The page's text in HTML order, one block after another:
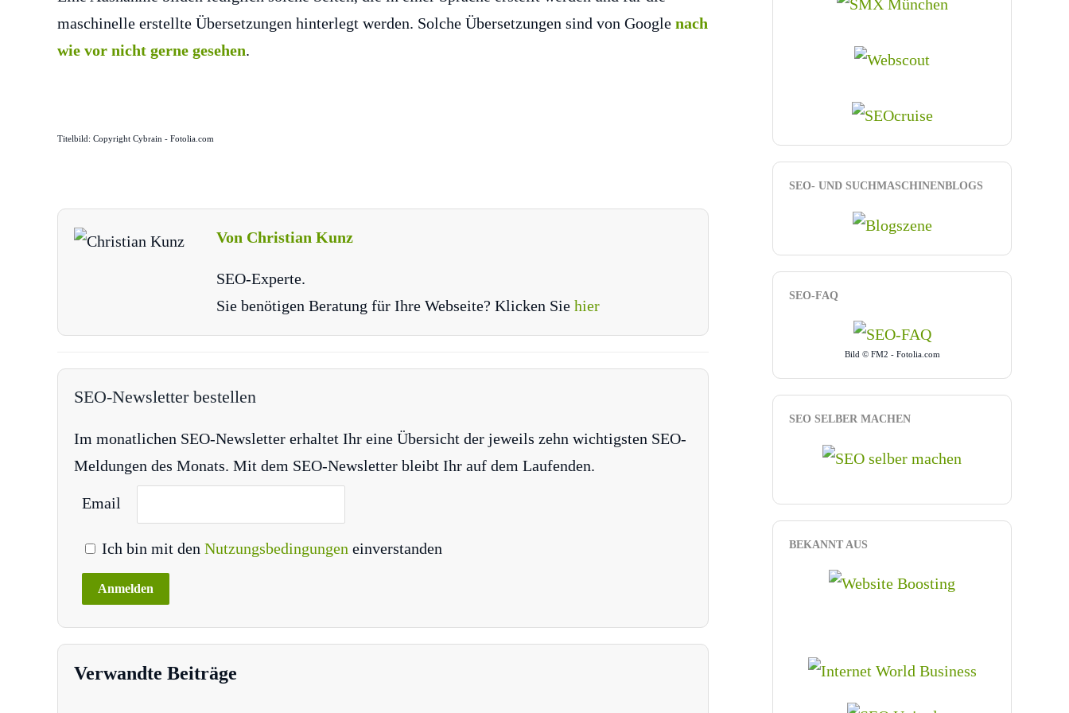
maschinelle erstellte Übersetzungen hinterlegt werden. Solche Übersetzungen sind von Google nach
wie vor nicht gerne gesehen.
Titelbild: Copyright Cybrain - Fotolia.com
Von Christian Kunz
SEO-Experte.
Sie benötigen Beratung für Ihre Webseite? Klicken Sie hier
SEO-Newsletter bestellen
Im monatlichen SEO-Newsletter erhaltet Ihr eine Übersicht der jeweils zehn wichtigsten SEO-
Meldungen des Monats. Mit dem SEO-Newsletter bleibt Ihr auf dem Laufenden.
Email
Ich bin mit den Nutzungsbedingungen einverstanden
Verwandte Beiträge
SEO- UND SUCHMASCHINENBLOGS
SEO-FAQ
Bild © FM2 - Fotolia.com
SEO SELBER MACHEN
BEKANNT AUS